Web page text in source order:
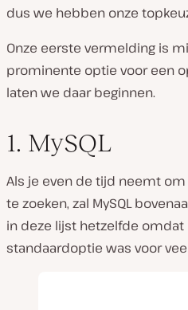
dus we hebben onze
Onze eerste vermelding is
prominente optie voor een
laten we daar beginnen.
1. MySQL
Als je even de tijd neemt
te zoeken, zal MySQL
in deze lijst hetzelfde
standaardoptie was voor